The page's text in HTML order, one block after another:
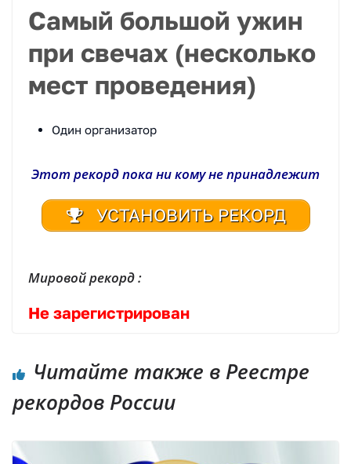
Самый большой ужин
при свечах (несколько
мест проведения)
Один организатор
Этот рекорд пока ни кому не принадлежит
УСТАНОВИТЬ РЕКОРД
Мировой рекорд :
Не зарегистрирован
Читайте также в Реестре
рекордов России